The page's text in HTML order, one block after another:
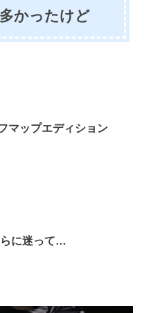
かったけど
マップエディション
に迷って…